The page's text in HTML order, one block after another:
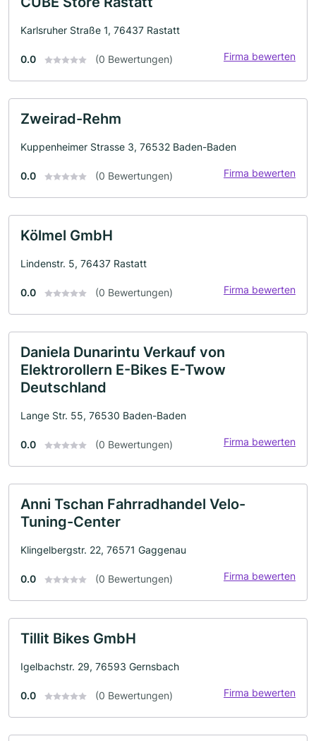
Karlsruher Straße 1, 76437 Rastatt
0.0 (0 Bewertungen) Firma bewerten
Zweirad-Rehm
Kuppenheimer Strasse 3, 76532 Baden-Baden
0.0 (0 Bewertungen) Firma bewerten
Kölmel GmbH
Lindenstr. 5, 76437 Rastatt
0.0 (0 Bewertungen) Firma bewerten
Daniela Dunarintu Verkauf von
Elektrorollern E-Bikes E-Twow
Deutschland
Lange Str. 55, 76530 Baden-Baden
0.0 (0 Bewertungen) Firma bewerten
Anni Tschan Fahrradhandel Velo-
Tuning-Center
Klingelbergstr. 22, 76571 Gaggenau
0.0 (0 Bewertungen) Firma bewerten
Tillit Bikes GmbH
Igelbachstr. 29, 76593 Gernsbach
0.0 (0 Bewertungen) Firma bewerten